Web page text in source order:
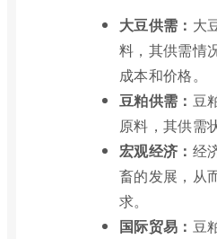
大豆供需： 大
料，其供需情
成本和价格。
豆粕供需： 豆
原料，其供需
宏观经济： 经
畜的发展，从
求。
国际贸易： 豆